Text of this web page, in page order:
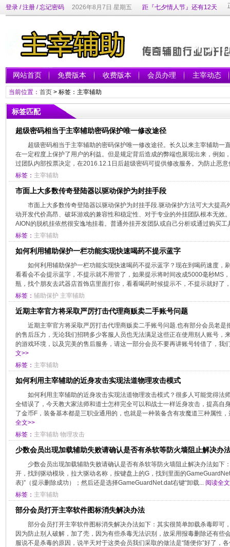
登录/注册/忘记密码 2026年8月7日 星期五 距『七夕情人节』还有12天
网站首页 免费版本 收费版本 会员办理 主宰动态
当前位置： 首页> 标签：主宰辅助
标签匹配
超级密码相当于主宰辅助密码保护唯一修改途径
超级密码相当于主宰辅助的密码保护唯一修改途径。长久以来主宰辅助一
在一定程度上保护了用户的利益。但是规定背后造成的弊端也展现出来，例如
过团队内部投票决定，在2016.12.1日后超级密码可提供修改服务。为防止恶
标签： 主宰辅助
市面上大多数传奇登陆器以驱动保护为封挂手段
市面上大多数传奇登陆器以驱动保护为封挂手段.驱动保护方法可大大提
动开发代价高昂、破坏游戏的兼容性和稳定性、对于专业的外挂团队根本无效
AION的脱机挂依然很安逸地挂着。普通外挂开发团队或自己分析或通过购买
标签： 主宰辅助
如何利用辅助保护一栏功能实现快速喝药不提示蓝字
如何利用辅助保护一栏功能实现快速喝药不提示蓝字？现在到喝药速度，
看看会不会提示蓝字，不提示就不用管了，如果提示将时间改成5000毫秒MS
瓶，找个朋友去武器店首饰店里面打你，看看喝药时候提示不，不提示就好了
标签： 辅助保护 主宰辅助
近期主宰官方将采取严厉打击代理商贩卖二手账号问题
近期主宰官方将采取严厉打击代理商贩卖二手账号问题.也有部分会员老
的售后压力，无论我们招聘多少客服人员也无法满足这些正在使用别人账号，
的游戏环境，以及完美的售后服务，请这一部分会员不要再讲账号转借了，我
文>>
标签： 主宰辅助
如何利用主宰辅助的近身攻击实现法道物理攻击模式
如何利用主宰辅助的近身攻击实现法道物理攻击模式？很多人可能觉得法
全错误了，今天教大家法师和道士怎样完全可以和战士一样近身攻击，提高自
了金币F，装备基本都是三职业通用的，也就是一种装备含有攻魔道三种属性
全文>>
标签： 主宰辅助 物理攻击
少数会员出现加载辅助失败请确认是否有杀软等防火墙阻止解决办
少数会员出现加载辅助失败请确认是否有杀软等防火墙阻止解决办法如下
开，找到驱动模块，拉大驱动名称，按键盘上的G，找到里面的
表)”（提示删除成功）；然后还是选择GameGuardNet.dat右键“卸载... 阅读全
标签： 主宰辅助
部分会员打开主宰软件图标消失解决办法
部分会员打开主宰软件图标消失解决办法如下：其实很简单卸载杀毒即可
因为防止别人破解，加了壳，因为有些杀毒无法识别，故采用报毒删除还有些
服说不是杀毒的原因，说半天对于这类会员我们采取的做法是“随便你”好了，